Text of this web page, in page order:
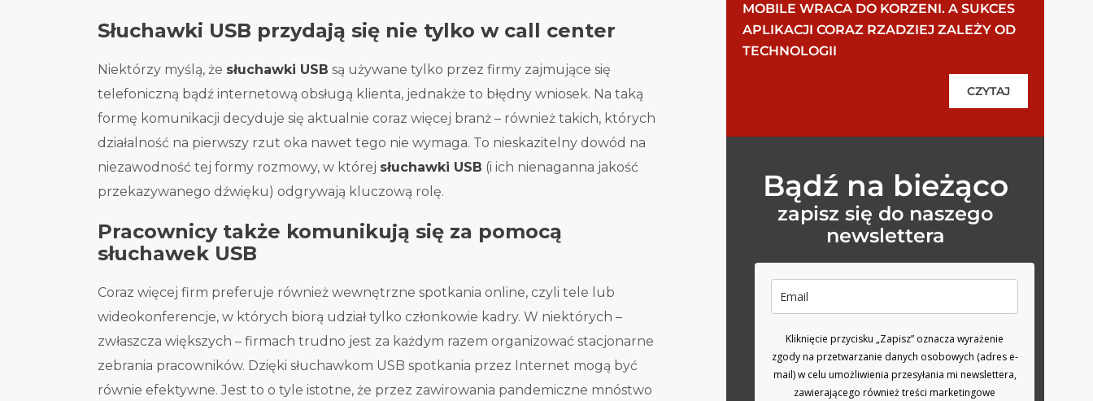
Słuchawki USB przydają się nie tylko w call center
Niektórzy myślą, że słuchawki USB są używane tylko przez firmy zajmujące się
telefoniczną bądź internetową obsługą klienta, jednakże to błędny wniosek. Na taką
formę komunikacji decyduje się aktualnie coraz więcej branż – również takich, których
działalność na pierwszy rzut oka nawet tego nie wymaga. To nieskazitelny dowód na
niezawodność tej formy rozmowy, w której słuchawki USB (i ich nienaganna jakość
przekazywanego dźwięku) odgrywają kluczową rolę.
Pracownicy także komunikują się za pomocą
słuchawek USB
Coraz więcej firm preferuje również wewnętrzne spotkania online, czyli tele lub
wideokonferencje, w których biorą udział tylko członkowie kadry. W niektórych –
zwłaszcza większych – firmach trudno jest za każdym razem organizować stacjonarne
zebrania pracowników. Dzięki słuchawkom USB spotkania przez Internet mogą być
równie efektywne. Jest to o tyle istotne, że przez zawirowania pandemiczne mnóstwo
MOBILE WRACA DO KORZENI. A SUKCES
APLIKACJI CORAZ RZADZIEJ ZALEŻY OD
TECHNOLOGII
CZYTAJ
Bądź na bieżąco
zapisz się do naszego
newslettera
Kliknięcie przycisku „Zapisz” oznacza wyrażenie
zgody na przetwarzanie danych osobowych (adres e-
mail) w celu umożliwienia przesyłania mi newslettera,
zawierającego również treści marketingowe